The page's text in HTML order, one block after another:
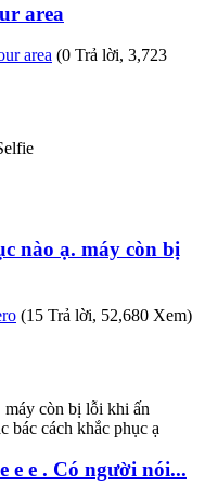
area
area (0 Trả lời, 3,723
nào ạ. máy còn bị
(15 Trả lời, 52,680 Xem)
máy còn bị lỗi khi ấn
bác cách khắc phục ạ
e e . Có người nói...